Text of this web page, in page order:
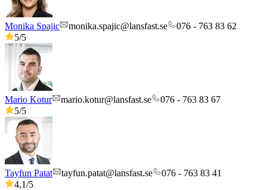
Monika Spajic monika.spajic@lansfast.se
076 - 763 83 62
5/5
Mario Kotur mario.kotur@lansfast.se
076 - 763 83 67
5/5
Tayfun Patat tayfun.patat@lansfast.se
076 - 763 83 41
4,1/5